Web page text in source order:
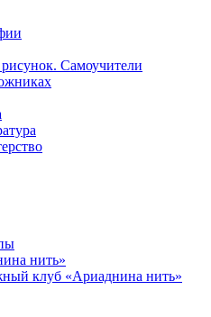
Самоучители
нить»
клуб «Ариаднина нить»